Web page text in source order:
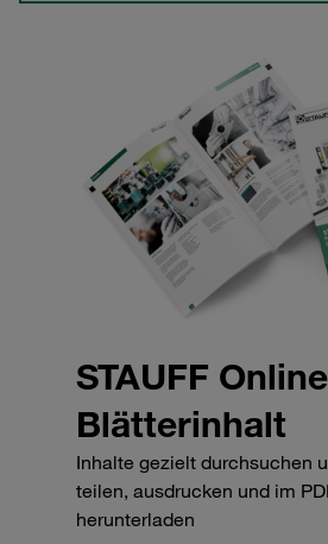
STAUFF
Blätterinhalt
Inhalte gezielt durchsuchen
teilen, ausdrucken und im
herunterladen